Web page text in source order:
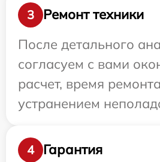
3
Ремонт техники
После детального
согласуем с вами
расчет, время
устранением
4 Гарантия